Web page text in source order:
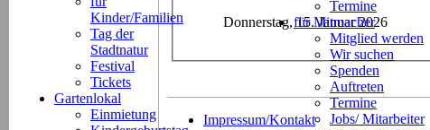
Termine
für Mitmacher
Mitglied werden
Wir suchen
Spenden
Auftreten
Termine
Jobs/ Mitarbeiter
Kinder/Familien
Tag der
Stadtnatur
Festival
Tickets
Gartenlokal
Einmietung
Donnerstag, 15. Januar 2026
Impressum/Kontakt